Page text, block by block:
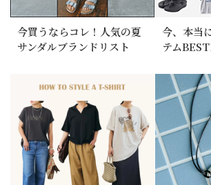
今買うならコレ！人気の夏
サンダルブランドリスト
今、本当
テム